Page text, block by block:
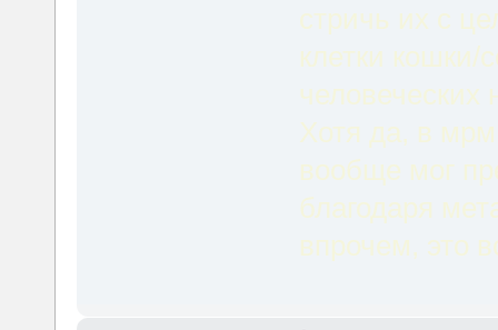
стричь их с
клетки кошки/
Хотя да, в
вообще мог
благодаря
впрочем, это